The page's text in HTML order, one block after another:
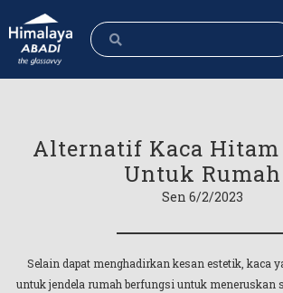
Alternatif Kaca Hitam
Untuk Rumah
Sen 6/2/2023
Selain dapat menghadirkan kesan estetik, kaca
untuk jendela rumah berfungsi untuk meneruskan